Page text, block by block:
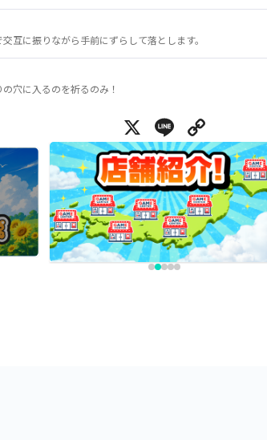
互に振りながら手前にずらして落とします。
穴に入るのを祈るのみ！
X Line